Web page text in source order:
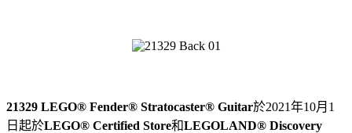
21329 LEGO® Fender® Stratocaster® Guitar於2021年10月 1
日起於LEGO® Certified Store和LEGOLAND® Discovery